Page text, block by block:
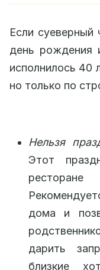
Если суеверный
день рождения
исполнилось 40
но только по
Нельзя
Этот
дома и
дарить
близкие